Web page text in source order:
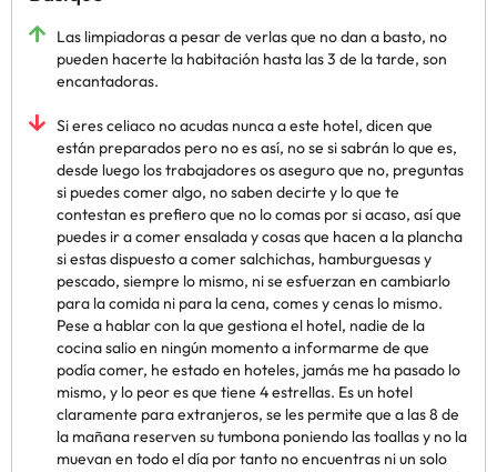
Las limpiadoras a pesar de verlas que no dan a basto, no
pueden hacerte la habitación hasta las 3 de la tarde, son
encantadoras.
Si eres celiaco no acudas nunca a este hotel, dicen que
están preparados pero no es así, no se si sabrán lo que es,
desde luego los trabajadores os aseguro que no, preguntas
si puedes comer algo, no saben decirte y lo que te
contestan es prefiero que no lo comas por si acaso, así que
puedes ir a comer ensalada y cosas que hacen a la plancha
si estas dispuesto a comer salchichas, hamburguesas y
pescado, siempre lo mismo, ni se esfuerzan en cambiarlo
para la comida ni para la cena, comes y cenas lo mismo.
Pese a hablar con la que gestiona el hotel, nadie de la
cocina salio en ningún momento a informarme de que
podía comer, he estado en hoteles, jamás me ha pasado lo
mismo, y lo peor es que tiene 4 estrellas. Es un hotel
claramente para extranjeros, se les permite que a las 8 de
la mañana reserven su tumbona poniendo las toallas y no la
muevan en todo el día por tanto no encuentras ni un solo